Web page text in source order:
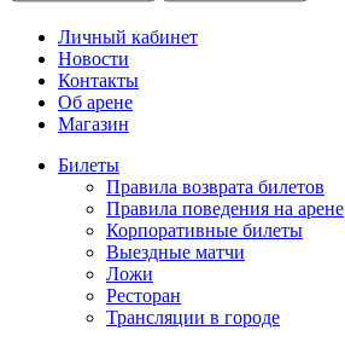
Личный кабинет
Новости
Контакты
Об арене
Магазин
Билеты
Правила возврата билетов
Правила поведения на арене
Корпоративные билеты
Выездные матчи
Ложи
Ресторан
Трансляции в городе